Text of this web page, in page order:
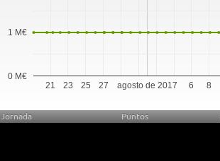
agosto de 2017
21 23 25 27 6 8
0 M€
1 M€
Jornada Puntos